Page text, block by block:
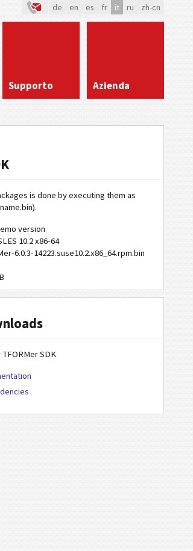
de en es fr it ru zh-cn
Supporto Azienda
is done by executing them as
version
10.2 x86-64
6.0.3-14223.suse10.2.x86_64.rpm.bin
SDK